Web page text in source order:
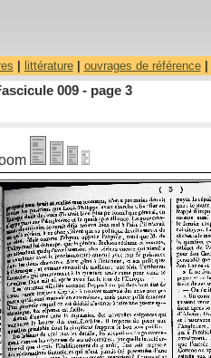
littérature| ouvrages de référence|
009 - page 3